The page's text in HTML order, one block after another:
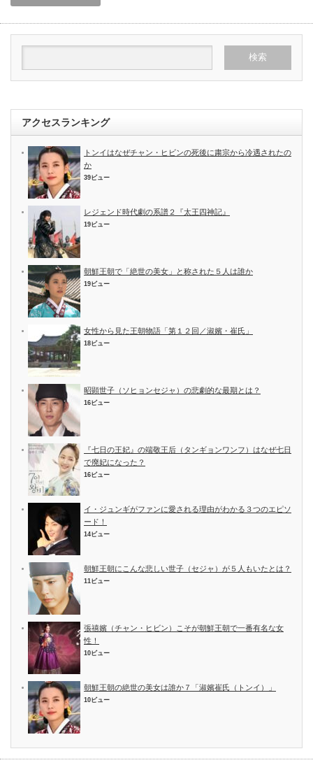
アクセスランキング
トンイはなぜチャン・ヒビンの死後に粛宗から冷遇されたの
か
39ビュー
レジェンド時代劇の系譜２『太王四神記』
19ビュー
朝鮮王朝で「絶世の美女」と称された５人は誰か
19ビュー
女性から見た王朝物語「第１２回／淑嬪・崔氏」
18ビュー
昭顕世子（ソヒョンセジャ）の悲劇的な最期とは？
16ビュー
『七日の王妃』の端敬王后（タンギョンワンフ）はなぜ七日
で廃妃になった？
16ビュー
イ・ジュンギがファンに愛される理由がわかる３つのエピソ
ード！
14ビュー
朝鮮王朝にこんな悲しい世子（セジャ）が５人もいたとは？
11ビュー
張禧嬪（チャン・ヒビン）こそが朝鮮王朝で一番有名な女
性！
10ビュー
朝鮮王朝の絶世の美女は誰か７「淑嬪崔氏（トンイ）」
10ビュー